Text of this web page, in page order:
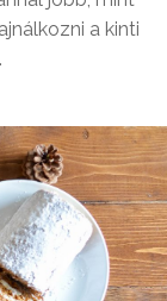
a kinti